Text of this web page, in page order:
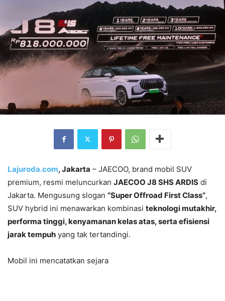
Lajuroda.com, Jakarta – JAECOO, brand mobil SUV
premium, resmi meluncurkan JAECOO J8 SHS ARDIS di
Jakarta. Mengusung slogan “Super Offroad First Class”,
SUV hybrid ini menawarkan kombinasi teknologi mutakhir,
performa tinggi, kenyamanan kelas atas, serta efisiensi
jarak tempuh yang tak tertandingi.
Mobil ini mencatatkan sejara